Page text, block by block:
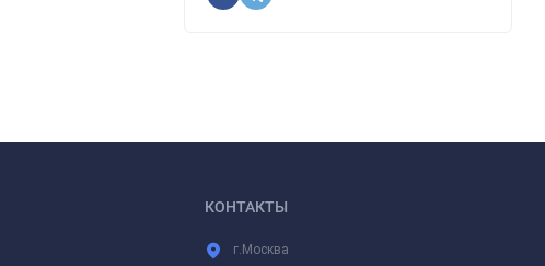
КОНТАКТЫ
г.Москва